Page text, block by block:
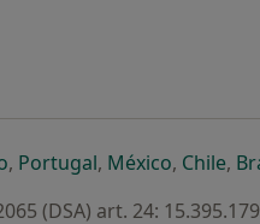
novo separador
abre num novo separador
, Portugalabre num novo
, Méxicoabre
, Chile,
(DSA) art. 24: